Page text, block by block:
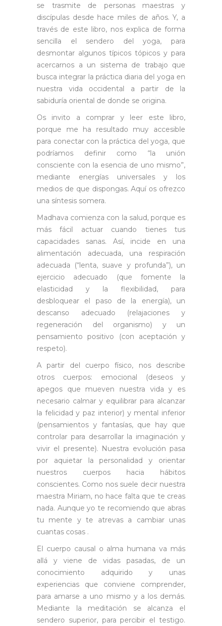
se trasmite de personas maestras y
discípulas desde hace miles de años. Y, a
través de este libro, nos explica de forma
sencilla el sendero del yoga, para
desmontar algunos típicos tópicos y para
acercarnos a un sistema de trabajo que
busca integrar la práctica diaria del yoga en
nuestra vida occidental a partir de la
sabiduría oriental de donde se origina.
Os invito a comprar y leer este libro,
porque me ha resultado muy accesible
para conectar con la práctica del yoga, que
podríamos definir como “la unión
consciente con la esencia de uno mismo”,
mediante energías universales y los
medios de que dispongas. Aquí os ofrezco
una síntesis somera.
Madhava comienza con la salud, porque es
más fácil actuar cuando tienes tus
capacidades sanas. Así, incide en una
alimentación adecuada, una respiración
adecuada (“lenta, suave y profunda”), un
ejercicio adecuado (que fomente la
elasticidad y la flexibilidad, para
desbloquear el paso de la energía), un
descanso adecuado (relajaciones y
regeneración del organismo) y un
pensamiento positivo (con aceptación y
respeto).
A partir del cuerpo físico, nos describe
otros cuerpos: emocional (deseos y
apegos que mueven nuestra vida y es
necesario calmar y equilibrar para alcanzar
la felicidad y paz interior) y mental inferior
(pensamientos y fantasías, que hay que
controlar para desarrollar la imaginación y
vivir el presente). Nuestra evolución pasa
por aquietar la personalidad y orientar
nuestros cuerpos hacia hábitos
conscientes. Como nos suele decir nuestra
maestra Miriam, no hace falta que te creas
nada. Aunque yo te recomiendo que abras
tu mente y te atrevas a cambiar unas
cuantas cosas .
El cuerpo causal o alma humana va más
allá y viene de vidas pasadas, de un
conocimiento adquirido y unas
experiencias que conviene comprender,
para amarse a uno mismo y a los demás.
Mediante la meditación se alcanza el
sendero superior, para percibir el testigo.